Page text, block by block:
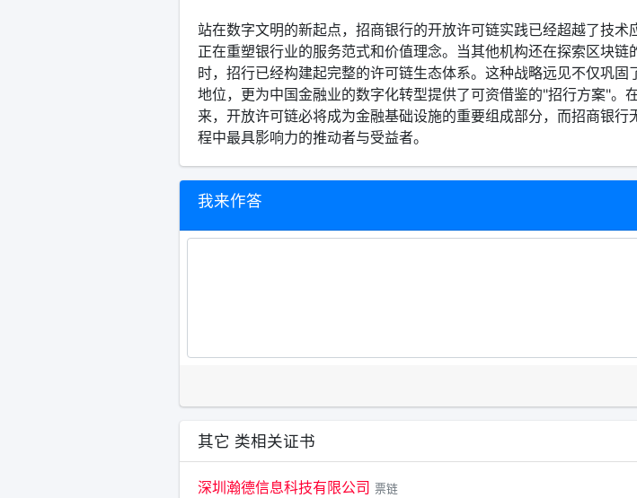
站在数字文明的新起点，招商银行的开放许可链实践已经超越了技术
正在重塑银行业的服务范式和价值理念。当其他机构还在探索区块链
时，招行已经构建起完整的许可链生态体系。这种战略远见不仅巩固
地位，更为中国金融业的数字化转型提供了可资借鉴的"招行方案"。
来，开放许可链必将成为金融基础设施的重要组成部分，而招商银行
程中最具影响力的推动者与受益者。
我来作答
其它 类相关证书
深圳瀚德信息科技有限公司 票链